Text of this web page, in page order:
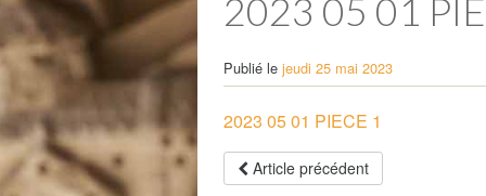
Pharmacies de garde
2023 05 01
Publié le jeudi 25 mai 2023
2023 05 01 PIECE 1
Article précédent